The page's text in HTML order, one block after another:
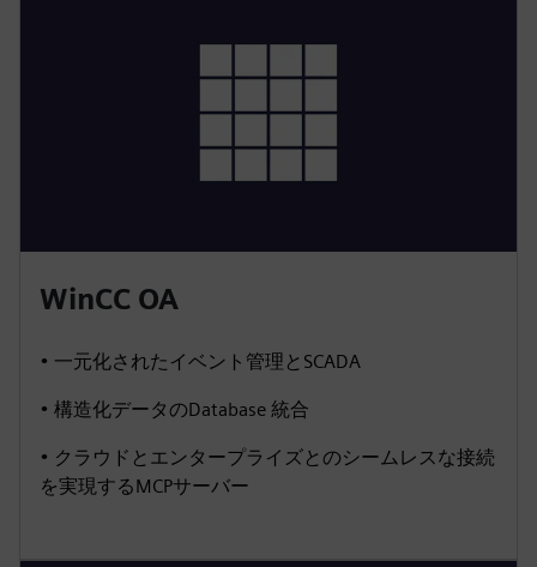
WinCC OA
• 一元化されたイベント管理とSCADA
• 構造化データのDatabase 統合
• クラウドとエンタープライズとのシームレスな接続
を実現するMCPサーバー